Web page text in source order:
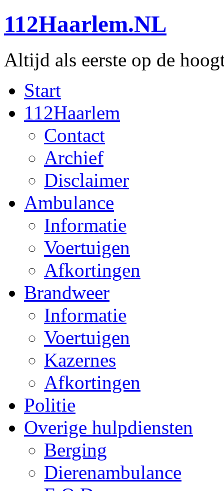
112Haarlem.NL
Altijd als eerste op de
Start
112Haarlem
Contact
Archief
Disclaimer
Ambulance
Informatie
Voertuigen
Afkortingen
Brandweer
Informatie
Voertuigen
Kazernes
Afkortingen
Politie
Overige hulpdiensten
Berging
Dierenambulance